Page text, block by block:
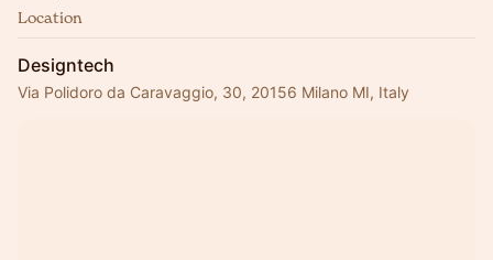
Location
Designtech
Via Polidoro da Caravaggio, 30, 20156 Milano MI, Italy